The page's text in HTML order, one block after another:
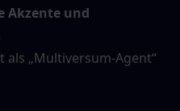
Akzente und
„Multiversum-Agent“